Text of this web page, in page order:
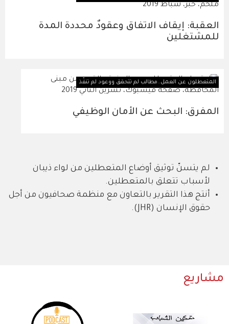
العقبة: إيقاف الاتفاق وعقودٌ محددة المدة
للمشتغلين
المتعطلون عن العمل..مطالب لم تتحقق ووعود لم تنفّذ
المفرق: البحث عن الأمان الوظيفي
لم يتسنّ توثيق أوضاع المتعطلين من لواء ذيبان
لأسباب تتعلق بالمتعطلين.
أنتج هذا التقرير بالتعاون مع منظمة صحافيون من أجل
حقوق الإنسان (JHR).
مشاريع